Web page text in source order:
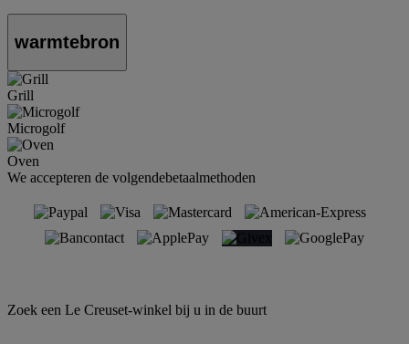
warmtebron
Grill
Microgolf
Oven
We accepteren de volgendebetaalmethoden
Zoek een Le Creuset-winkel bij u in de buurt